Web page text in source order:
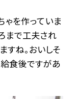
を作っていま
まで工夫され
すね。おいしそ
食後ですがあ